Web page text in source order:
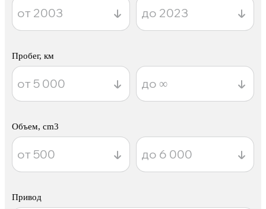
Пробег, км
Объем, cm3
Привод